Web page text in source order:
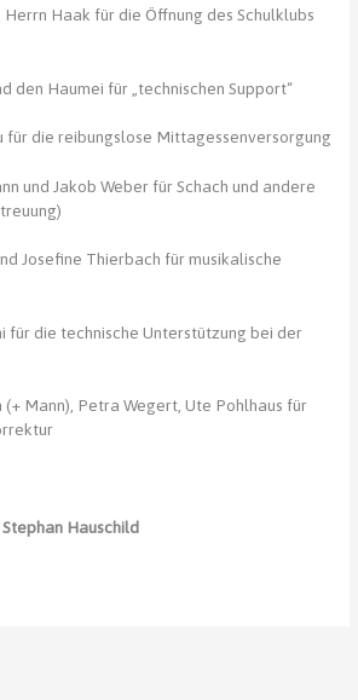
Haak für die Öffnung des Schulklubs
den Haumei für „technischen Support“
für die reibungslose Mittagessenversorgung
und Jakob Weber für Schach und andere
Josefine Thierbach für musikalische
für die technische Unterstützung bei der
(+ Mann), Petra Wegert, Ute Pohlhaus für
Hauschild